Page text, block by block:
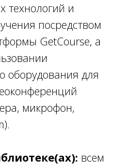
технологий и
посредством
GetСourse, а
оборудования для
микрофон,
всем